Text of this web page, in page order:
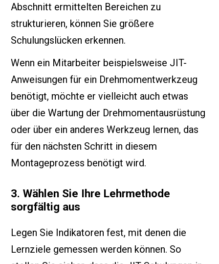
Abschnitt ermittelten Bereichen zu
strukturieren, können Sie größere
Schulungslücken erkennen.
Wenn ein Mitarbeiter beispielsweise JIT-
Anweisungen für ein Drehmomentwerkzeug
benötigt, möchte er vielleicht auch etwas
über die Wartung der Drehmomentausrüstung
oder über ein anderes Werkzeug lernen, das
für den nächsten Schritt in diesem
Montageprozess benötigt wird.
3. Wählen Sie Ihre Lehrmethode
sorgfältig aus
Legen Sie Indikatoren fest, mit denen die
Lernziele gemessen werden können. So